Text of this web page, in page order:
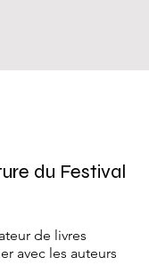
du Festival
de livres
avec les auteurs